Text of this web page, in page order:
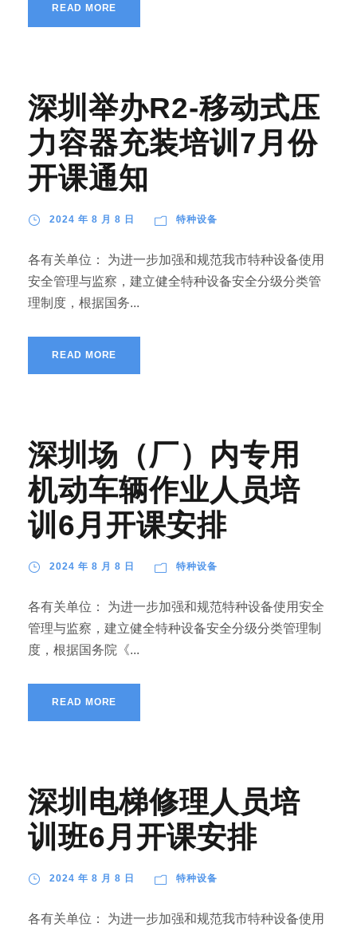
READ MORE
深圳举办R2-移动式压
力容器充装培训7月份
开课通知
2024 年 8 月 8 日 特种设备
各有关单位： 为进一步加强和规范我市特种设备使用
安全管理与监察，建立健全特种设备安全分级分类管
理制度，根据国务...
READ MORE
深圳场（厂）内专用
机动车辆作业人员培
训6月开课安排
2024 年 8 月 8 日 特种设备
各有关单位： 为进一步加强和规范特种设备使用安全
管理与监察，建立健全特种设备安全分级分类管理制
度，根据国务院《...
READ MORE
深圳电梯修理人员培
训班6月开课安排
2024 年 8 月 8 日 特种设备
各有关单位： 为进一步加强和规范我市特种设备使用